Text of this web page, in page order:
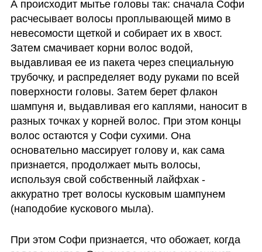
А происходит мытье головы так: сначала Софи
расчесывает волосы проплывающей мимо в
невесомости щеткой и собирает их в хвост.
Затем смачивает корни волос водой,
выдавливая ее из пакета через специальную
трубочку, и распределяет воду руками по всей
поверхности головы. Затем берет флакон
шампуня и, выдавливая его каплями, наносит в
разных точках у корней волос. При этом концы
волос остаются у Софи сухими. Она
основательно массирует голову и, как сама
признается, продолжает мыть волосы,
используя свой собственный лайфхак -
аккуратно трет волосы кусковым шампунем
(наподобие кускового мыла).
При этом Софи признается, что обожает, когда